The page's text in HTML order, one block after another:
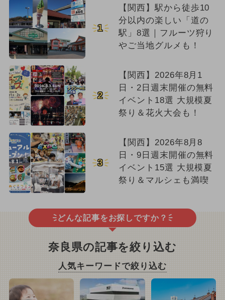
1
【関西】駅から徒歩10
分以内の楽しい「道の
駅」8選｜フルーツ狩り
やご当地グルメも！
2
【関西】2026年8月1
日・2日週末開催の無料
イベント18選 大規模夏
祭り＆花火大会も！
3
【関西】2026年8月8
日・9日週末開催の無料
イベント15選 大規模夏
祭り＆マルシェも満喫
どんな記事をお探しですか？
奈良県の記事を絞り込む
人気キーワードで絞り込む